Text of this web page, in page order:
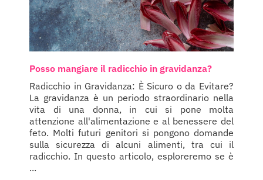
Posso mangiare il radicchio in gravidanza?
Radicchio in Gravidanza: È Sicuro o da Evitare?
La gravidanza è un periodo straordinario nella
vita di una donna, in cui si pone molta
attenzione all'alimentazione e al benessere del
feto. Molti futuri genitori si pongono domande
sulla sicurezza di alcuni alimenti, tra cui il
radicchio. In questo articolo, esploreremo se è
...